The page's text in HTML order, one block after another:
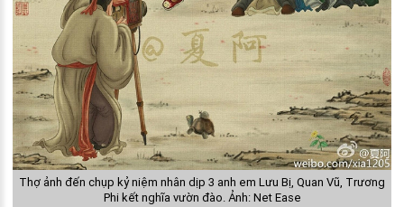
Thợ ảnh đến chụp kỷ niệm nhân dịp 3 anh em Lưu Bị, Quan Vũ, Trương
Phi kết nghĩa vườn đào. Ảnh: Net Ease